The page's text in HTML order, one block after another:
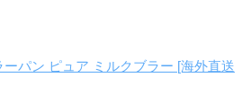
パン ピュア ミルクブラー [海外直送